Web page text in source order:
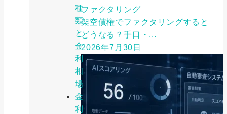
種
類
と
金
利
相
場
金
利
ファクタリング
架空債権でファクタリングすると
どうなる？手口・...
2026年7月30日